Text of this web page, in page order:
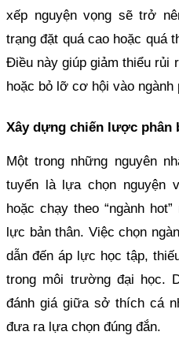
xếp nguyện vọng sẽ trở
trạng đặt quá cao hoặc quá
Điều này giúp giảm thiểu rủi
hoặc bỏ lỡ cơ hội vào ngành
Xây dựng chiến lược phân
Một trong những nguyên
tuyển là lựa chọn nguyện
hoặc chạy theo “ngành
lực bản thân. Việc chọn
dẫn đến áp lực học tập,
trong môi trường đại học.
đánh giá giữa sở thích cá
đưa ra lựa chọn đúng đắn.